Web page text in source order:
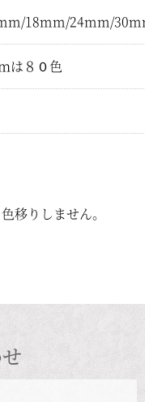
18mm/24mm/
は８０色
移りしません。